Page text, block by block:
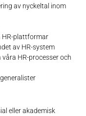
av nyckeltal inom
HR-plattformar
av HR-system
HR-processer och
eller akademisk